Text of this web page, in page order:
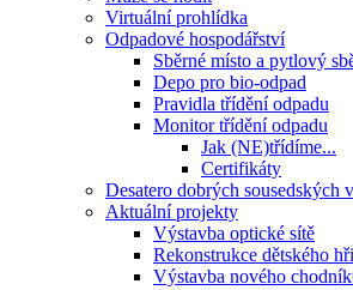
Virtuální prohlídka
Odpadové hospodářství
Sběrné místo a pytlový
Depo pro bio-odpad
Pravidla třídění odpadu
Monitor třídění odpadu
Jak (NE)třídíme...
Certifikáty
Desatero dobrých sousedských
Aktuální projekty
Výstavba optické sítě
Rekonstrukce dětského
Výstavba nového